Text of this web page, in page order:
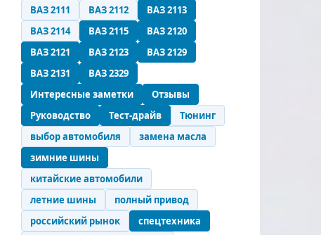
ВАЗ 2111
ВАЗ 2112
ВАЗ 2113
ВАЗ 2114
ВАЗ 2115
ВАЗ 2120
ВАЗ 2121
ВАЗ 2123
ВАЗ 2129
ВАЗ 2131
ВАЗ 2329
Интересные заметки
Отзывы
Руководство
Тест-драйв
Тюнинг
выбор автомобиля
замена масла
зимние шины
китайские автомобили
летние шины
полный привод
российский рынок
спецтехника